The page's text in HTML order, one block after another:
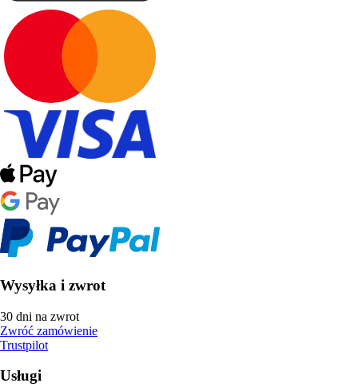
Wysyłka i zwrot
30 dni na zwrot
Zwróć zamówienie
Trustpilot
Usługi